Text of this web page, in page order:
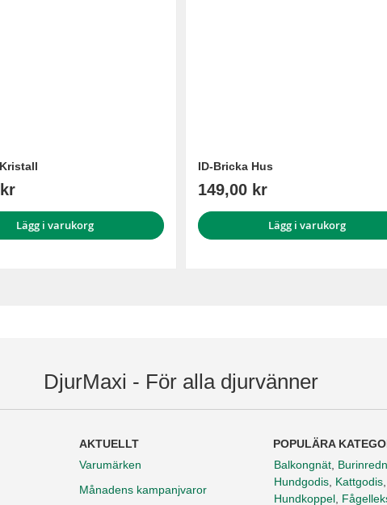
Lägg i varukorg
ID-Bricka Hus
149,00 kr
Lägg i varukorg
DjurMaxi - För alla djurvänner
AKTUELLT
Varumärken
Månadens kampanjvaror
POPULÄRA
Balkongnät
Hundgodis Kattgodis
Hundkoppel